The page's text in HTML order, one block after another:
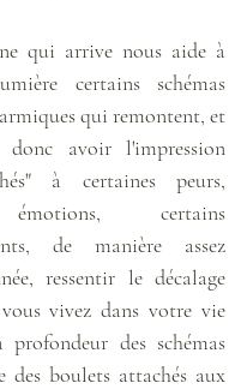
qui arrive nous aide à
certains schémas
qui remontent, et
donc avoir l'impression
à certaines peurs,
certains
de manière assez
ressentir le décalage
vivez dans votre vie
des schémas
des boulets attachés aux